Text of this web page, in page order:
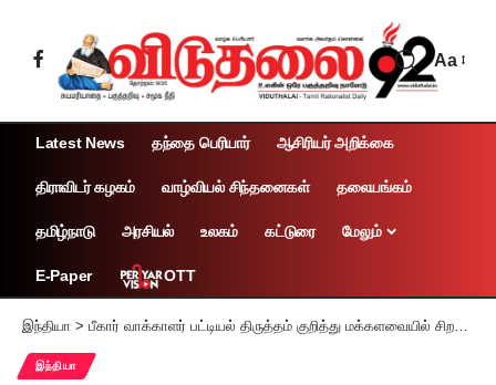
Aa
Latest News தந்தை பெரியார் ஆசிரியர் அறிக்கை
திராவிடர் கழகம் வாழ்வியல் சிந்தனைகள் தலையங்கம்
தமிழ்நாடு அரசியல் உலகம் கட்டுரை மேலும்
E-Paper OTT
இந்தியா > பீகார் வாக்காளர் பட்டியல் திருத்தம் குறித்து மக்களவையில் சிறப்பு விவாதம் நடத்த வேண்டும் அவைத் தலைவருக்கு எதிர்க்கட்சிகள் கடிதம்
இந்தியா